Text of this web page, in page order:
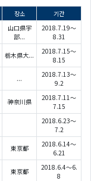
장소
기간
山口県宇
部...
2018.7.19～
8.31
栃木県大...
2018.7.15～
8.15
...
2018.7.13～
9.2
神奈川県
2018.7.11～
7.15
2018.6.23～
7.2
東京都
2018.6.14～
6.21
東京都
2018.6.4～6.
8